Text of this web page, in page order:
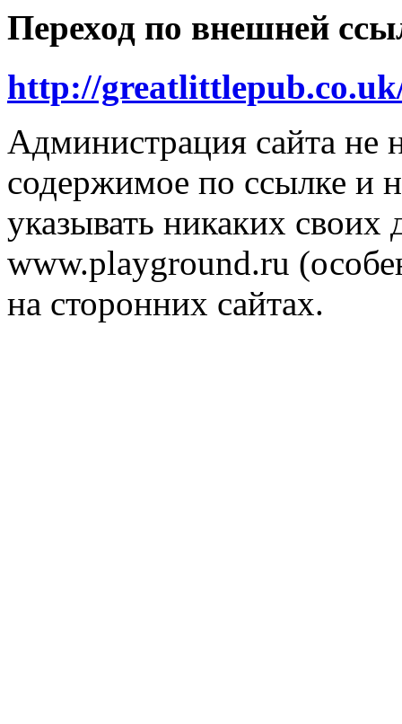
Переход по внешней
http://
Администрация сайта не
содержимое по ссылке и
указывать никаких
www.playground.ru
на сторонних сайтах.